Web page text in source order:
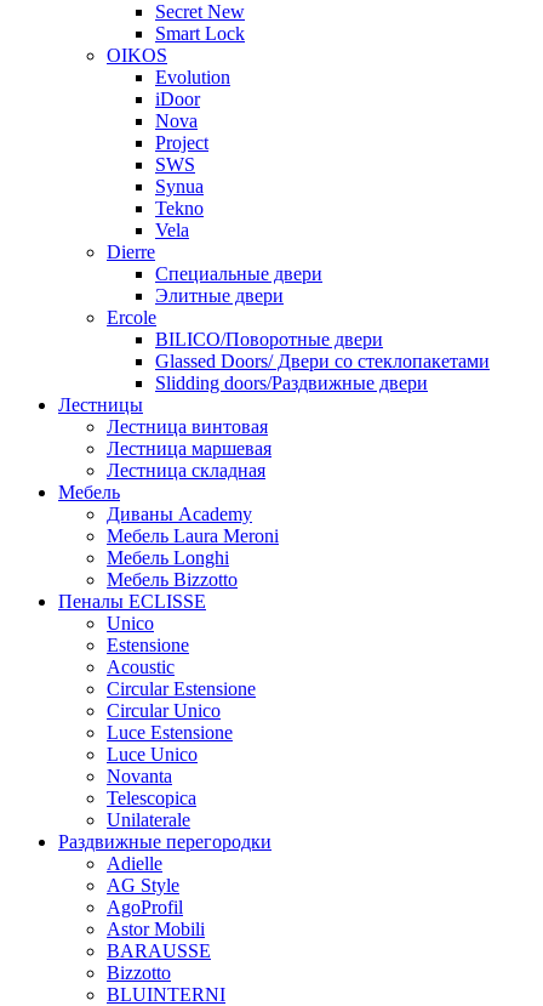
Secret New
Smart Lock
OIKOS
Evolution
iDoor
Nova
Project
SWS
Synua
Tekno
Vela
Dierre
Специальные двери
Элитные двери
Ercole
BILICO/Поворотные двери
Glassed Doors/ Двери со стеклопакетами
Slidding doors/Раздвижные двери
Лестницы
Лестница винтовая
Лестница маршевая
Лестница складная
Мебель
Диваны Academy
Мебель Laura Meroni
Мебель Longhi
Мебель Bizzotto
Пеналы ECLISSE
Unico
Estensione
Acoustic
Circular Estensione
Circular Unico
Luce Estensione
Luce Unico
Novanta
Telescopica
Unilaterale
Раздвижные перегородки
Adielle
AG Style
AgoProfil
Astor Mobili
BARAUSSE
Bizzotto
BLUINTERNI